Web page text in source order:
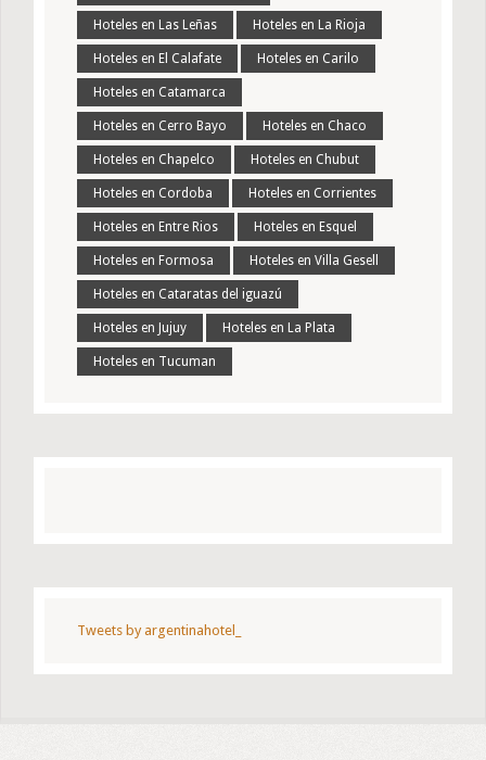
Hoteles en Las Leñas Hoteles en La Rioja
Hoteles en El Calafate Hoteles en Carilo
Hoteles en Catamarca
Hoteles en Cerro Bayo Hoteles en Chaco
Hoteles en Chapelco Hoteles en Chubut
Hoteles en Cordoba Hoteles en Corrientes
Hoteles en Entre Rios Hoteles en Esquel
Hoteles en Formosa Hoteles en Villa Gesell
Hoteles en Cataratas del iguazú
Hoteles en Jujuy Hoteles en La Plata
Hoteles en Tucuman
Tweets by argentinahotel_